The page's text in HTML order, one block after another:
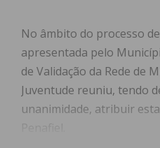
No âmbito do processo
apresentada pelo
de Validação da Rede de
Juventude reuniu, tendo
unanimidade, atribuir